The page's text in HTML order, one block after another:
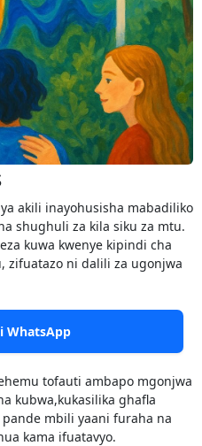
akili inayohusisha mabadiliko
shughuli za kila siku za mtu.
kuwa kwenye kipindi cha
zifuatazo ni dalili za ugonjwa
WhatsApp
tofauti ambapo mgonjwa
kubwa,kukasilika ghafla
mbili yaani furaha na
kama ifuatavyo.